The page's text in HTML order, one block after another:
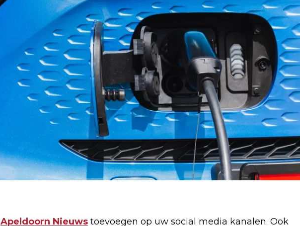
Apeldoorn Nieuws toevoegen op uw social media kanalen. Ook